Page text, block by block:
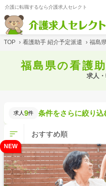
介護に転職するなら介護求人セレクト
TOP › 看護助手 紹介予定派遣 › 福島
福島県の看護
求人
求人 9件 条件をさらに絞り込
NEW